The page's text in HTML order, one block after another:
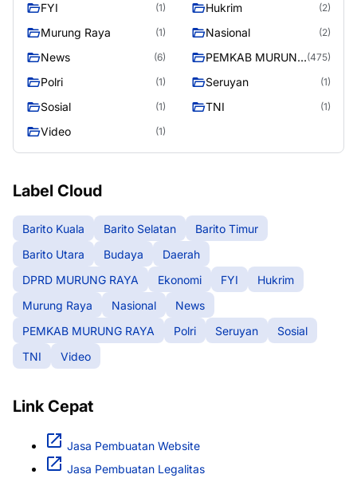
FYI (1) Hukrim (2)
Murung Raya (1) Nasional (2)
News (6)
PEMKAB MURUNG (475)
Polri (1) Seruyan (1)
Sosial (1) TNI (1)
Video (1)
Label Cloud
Barito Kuala Barito Selatan
Barito Timur
Barito Utara
Budaya
Daerah
DPRD MURUNG RAYA
Ekonomi FYI
Hukrim
Murung Raya
Nasional
News
PEMKAB MURUNG RAYA
Polri Seruyan
Sosial
TNI
Video
Link Cepat
Jasa Pembuatan Website
Jasa Pembuatan Legalitas